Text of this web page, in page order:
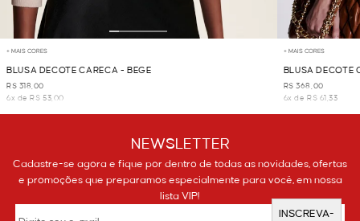
+ MAIS CORES
BLUSA DECOTE CARECA - BEGE
R$ 318,00
6x de R$ 53,00
+ MAIS CORES
BLUSA DECOTE
R$ 368,00
6x de R$ 61,33
NEWSLETTER
Cadastre-se agora e fique por dentro de todas as novidades, ofertas
e promoções que preparamos especialmente para você, em nossa
lista VIP!
INSCREVA-